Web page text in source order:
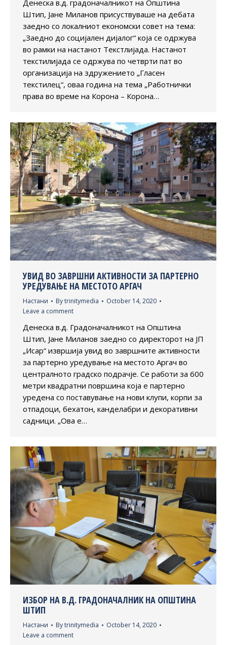
Денеска в.д. градоначалникот на Општина
Штип, Јане Миланов присуствуваше на дебата
заедно со локалниот економски совет на тема:
„Заедно до социјален дијалог“ која се одржува
во рамки на настанот Текстлијада. Настанот
текстилијада се одржува по четврти пат во
организација на здружението „Гласен
текстилец“, оваа година на тема „Работнички
права во време на Корона – Корона…
УВИД ВО ЗАВРШНИ АКТИВНОСТИ ЗА ПАРТЕРНО
УРЕДУВАЊЕ НА МЕСТОТО АРГАЧ
Настани Bytrinitymedia
October 14, 2020
Leave a comment
Денеска в.д. Градоначалникот на Општина
Штип, Јане Миланов заедно со директорот на ЈП
„Исар“ извршија увид во завршните активности
за партерно уредување на местото Аргач во
централното градско подрачје. Се работи за 600
метри квадратни површина која е партерно
уредена со поставување на нови клупи, корпи за
отпадоци, бехатон, канделабри и декоративни
садници. „Ова е…
ИЗБОР НА В.Д. ГРАДОНАЧАЛНИК НА ОПШТИНА
ШТИП
Настани Bytrinitymedia
October 14, 2020
Leave a comment